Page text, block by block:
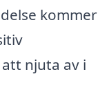
kommer
njuta av i